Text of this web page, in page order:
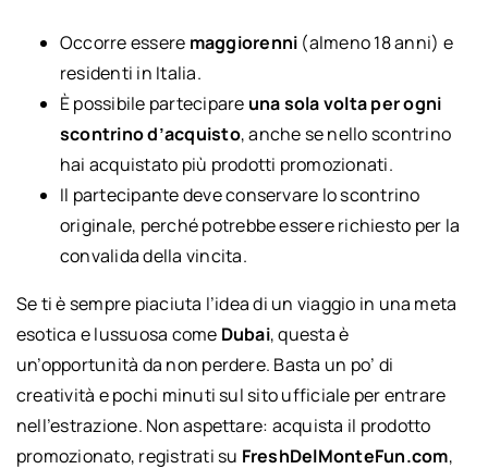
Occorre essere maggiorenni (almeno 18 anni) e
residenti in Italia.
È possibile partecipare una sola volta per ogni
scontrino d’acquisto, anche se nello scontrino
hai acquistato più prodotti promozionati.
Il partecipante deve conservare lo scontrino
originale, perché potrebbe essere richiesto per la
convalida della vincita.
Se ti è sempre piaciuta l’idea di un viaggio in una meta
esotica e lussuosa come Dubai, questa è
un’opportunità da non perdere. Basta un po’ di
creatività e pochi minuti sul sito ufficiale per entrare
nell’estrazione. Non aspettare: acquista il prodotto
promozionato, registrati su FreshDelMonteFun.com,